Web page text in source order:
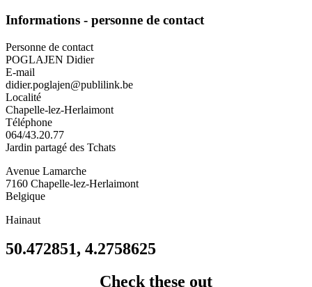
Informations - personne de contact
Personne de contact
POGLAJEN Didier
E-mail
didier.poglajen@publilink.be
Localité
Chapelle-lez-Herlaimont
Téléphone
064/43.20.77
Jardin partagé des Tchats
Avenue Lamarche
7160 Chapelle-lez-Herlaimont
Belgique
Hainaut
50.472851, 4.2758625
Check these out